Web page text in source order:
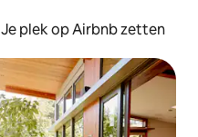
Je plek op Airbnb zetten